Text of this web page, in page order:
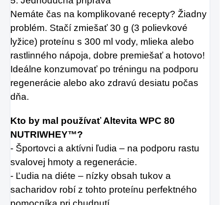
Nemáte čas na komplikované recepty? Žiadny
problém. Stačí zmiešať 30 g (3 polievkové
lyžice) proteínu s 300 ml vody, mlieka alebo
rastlinného nápoja, dobre premiešať a hotovo!
Ideálne konzumovať po tréningu na podporu
regenerácie alebo ako zdravú desiatu počas
dňa.
Kto by mal používať Altevita WPC 80
NUTRIWHEY™?
- Športovci a aktívni ľudia – na podporu rastu
svalovej hmoty a regenerácie.
- Ľudia na diéte – nízky obsah tukov a
sacharidov robí z tohto proteínu perfektného